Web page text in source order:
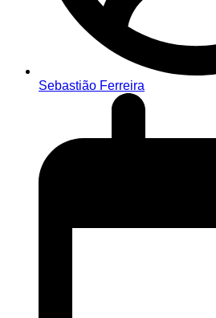
Sebastião Ferreira